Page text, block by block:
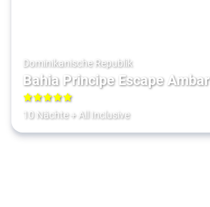
Dominikanische Republik
Bahia Principe Escape Ambar
5
10 Nächte+ All Inclusive